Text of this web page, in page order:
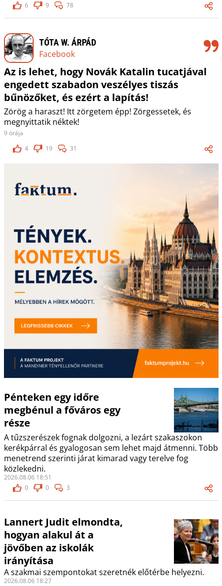
6
9 78
TÓTA W. ÁRPÁD
Facebook
Az is lehet, hogy Novák Katalin tucatjával
engedett szabadon veszélyes tiszás
bűnözőket, és ezért a lapítás!
Zörög a haraszt! Itt zörgetem épp! Zörgessetek, és
megnyittatik néktek!
9 órája
4
19 31
Pénteken egy időre
megbénul a főváros egy
része
A tűzszerészek fognak dolgozni, a lezárt szakaszokon
kerékpárral és gyalogosan sem lehet majd átmenni. Több
menetrend szerinti járat kimarad vagy terelve fog
közlekedni.
2026.08.06 18:51
0
0 3
Lannert Judit elmondta,
hogyan alakul át a
jövőben az iskolák
irányítása
A szakmai szempontokat szeretnék előtérbe helyezni.
2026.08.06 18:27